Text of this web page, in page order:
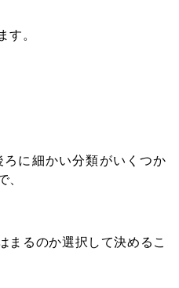
す。
に細かい分類がいくつか
、
まるのか選択して決めるこ